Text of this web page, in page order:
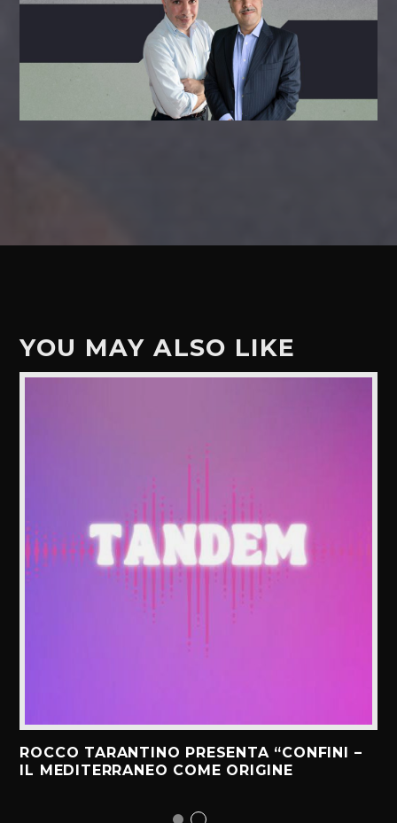
YOU MAY ALSO LIKE
ROCCO TARANTINO PRESENTA “CONFINI –
IL MEDITERRANEO COME ORIGINE